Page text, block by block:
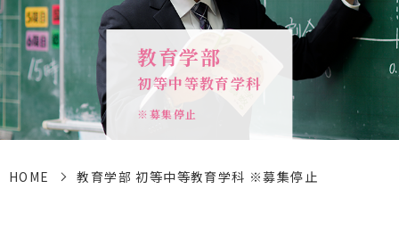
教育学部
初等中等教育学科
※募集停止
HOME 教育学部 初等中等教育学科 ※募集停止